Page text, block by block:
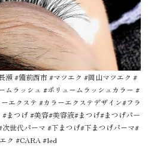
瀬 #備前西市 #マツエク #岡山マツエク #
ムラッシュ #ボリュームラッシュカラー #
エクステ #カラーエクステデザイン#フラ
まつげ #美容#美容液#まつげ#まつげパー
世代パーマ #下まつげ#下まつげパーマ#
ク #CARA #led